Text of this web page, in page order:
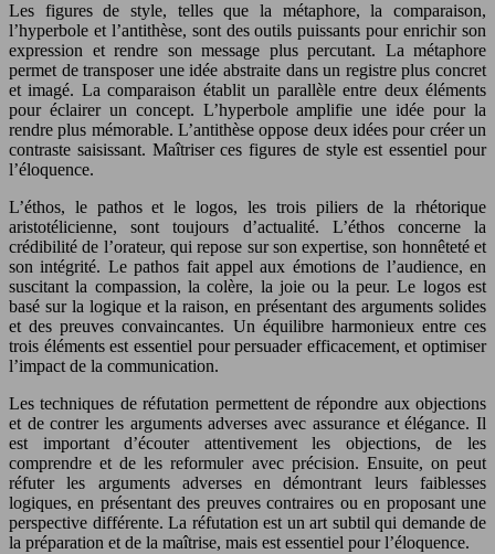
Les figures de style, telles que la métaphore, la comparaison,
l’hyperbole et l’antithèse, sont des outils puissants pour enrichir son
expression et rendre son message plus percutant. La métaphore
permet de transposer une idée abstraite dans un registre plus concret
et imagé. La comparaison établit un parallèle entre deux éléments
pour éclairer un concept. L’hyperbole amplifie une idée pour la
rendre plus mémorable. L’antithèse oppose deux idées pour créer un
contraste saisissant. Maîtriser ces figures de style est essentiel pour
l’éloquence.
L’éthos, le pathos et le logos, les trois piliers de la rhétorique
aristotélicienne, sont toujours d’actualité. L’éthos concerne la
crédibilité de l’orateur, qui repose sur son expertise, son honnêteté et
son intégrité. Le pathos fait appel aux émotions de l’audience, en
suscitant la compassion, la colère, la joie ou la peur. Le logos est
basé sur la logique et la raison, en présentant des arguments solides
et des preuves convaincantes. Un équilibre harmonieux entre ces
trois éléments est essentiel pour persuader efficacement, et optimiser
l’impact de la communication.
Les techniques de réfutation permettent de répondre aux objections
et de contrer les arguments adverses avec assurance et élégance. Il
est important d’écouter attentivement les objections, de les
comprendre et de les reformuler avec précision. Ensuite, on peut
réfuter les arguments adverses en démontrant leurs faiblesses
logiques, en présentant des preuves contraires ou en proposant une
perspective différente. La réfutation est un art subtil qui demande de
la préparation et de la maîtrise, mais est essentiel pour l’éloquence.